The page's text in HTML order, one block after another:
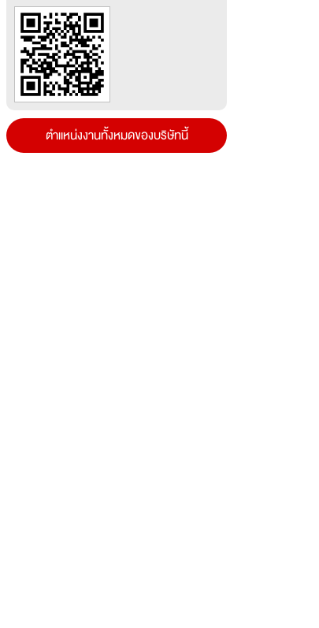
ตำแหน่งงานทั้งหมดของบริษัทนี้